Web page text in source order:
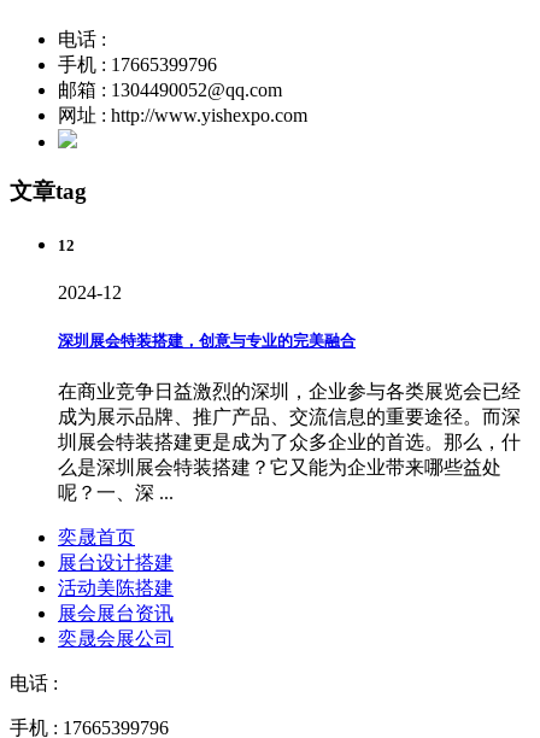
电话 :
手机 : 17665399796
邮箱 : 1304490052@qq.com
网址 : http://www.yishexpo.com
文章tag
12
2024-12
深圳展会特装搭建，创意与专业的完美融合
在商业竞争日益激烈的深圳，企业参与各类展览会已经
成为展示品牌、推广产品、交流信息的重要途径。而深
圳展会特装搭建更是成为了众多企业的首选。那么，什
么是深圳展会特装搭建？它又能为企业带来哪些益处
呢？一、深 ...
奕晟首页
展台设计搭建
活动美陈搭建
展会展台资讯
奕晟会展公司
电话 :
手机 : 17665399796